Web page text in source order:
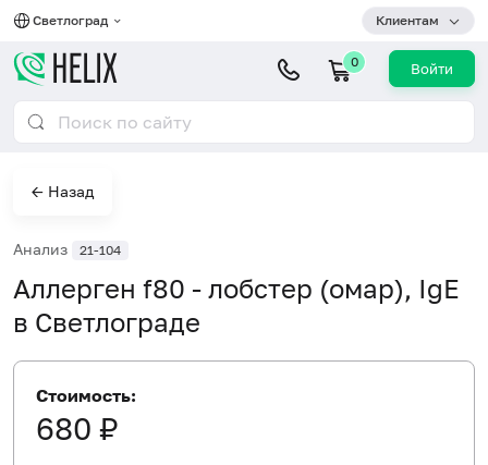
Светлоград Клиентам
0 Войти
← Назад
Анализ 21-104
Аллерген f80 - лобстер (омар), IgE
в Светлограде
Стоимость:
680 ₽